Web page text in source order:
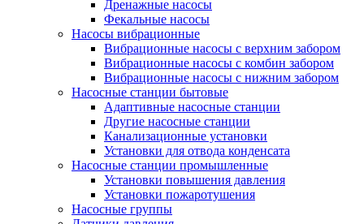
Дренажные насосы
Фекальные насосы
Насосы вибрационные
Вибрационные насосы с верхним забором
Вибрационные насосы с комбин забором
Вибрационные насосы с нижним забором
Насосные станции бытовые
Адаптивные насосные станции
Другие насосные станции
Канализационные установки
Установки для отвода конденсата
Насосные станции промышленные
Установки повышения давления
Установки пожаротушения
Насосные группы